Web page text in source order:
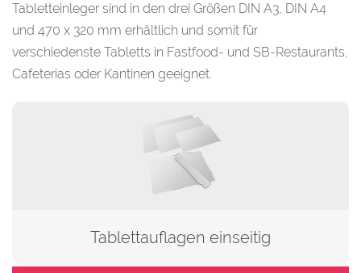
Tabletteinleger sind in den drei Größen DIN A3, DIN A4
und 470 x 320 mm erhältlich und somit für
verschiedenste Tabletts in Fastfood- und SB-Restaurants,
Cafeterias oder Kantinen geeignet.
Tablettauflagen einseitig